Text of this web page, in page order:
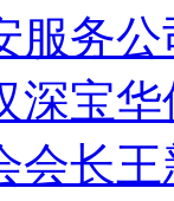
服务
深宝
会长